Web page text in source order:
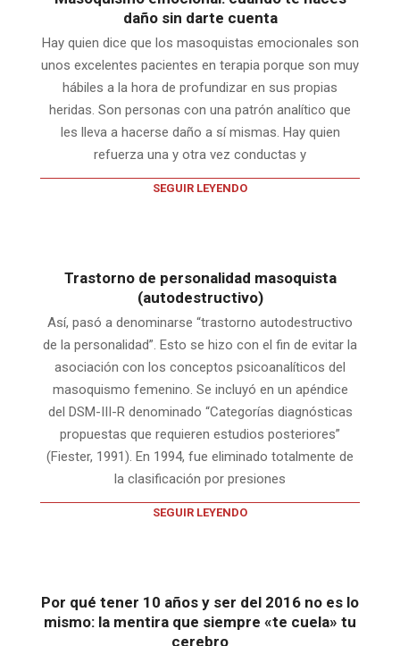
daño sin darte cuenta
Hay quien dice que los masoquistas emocionales son
unos excelentes pacientes en terapia porque son muy
hábiles a la hora de profundizar en sus propias
heridas. Son personas con una patrón analítico que
les lleva a hacerse daño a sí mismas. Hay quien
refuerza una y otra vez conductas y
SEGUIR LEYENDO
Trastorno de personalidad masoquista
(autodestructivo)
Así, pasó a denominarse “trastorno autodestructivo
de la personalidad”. Esto se hizo con el fin de evitar la
asociación con los conceptos psicoanalíticos del
masoquismo femenino. Se incluyó en un apéndice
del DSM-III-R denominado “Categorías diagnósticas
propuestas que requieren estudios posteriores”
(Fiester, 1991). En 1994, fue eliminado totalmente de
la clasificación por presiones
SEGUIR LEYENDO
Por qué tener 10 años y ser del 2016 no es lo
mismo: la mentira que siempre «te cuela» tu
cerebro